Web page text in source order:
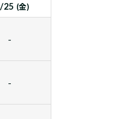
25 (金)
-
-